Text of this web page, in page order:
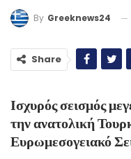
By Greeknews24
Share
Ισχυρός σεισμός
την ανατολική
Ευρωμεσογειακό